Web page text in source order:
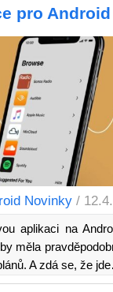
pro Android
Novinky /
aplikaci na
měla
A zdá se, že